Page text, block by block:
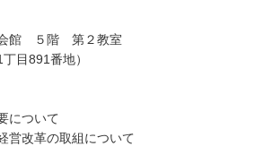
館 ５階 第２教室
目891番地）
について
営改革の取組について